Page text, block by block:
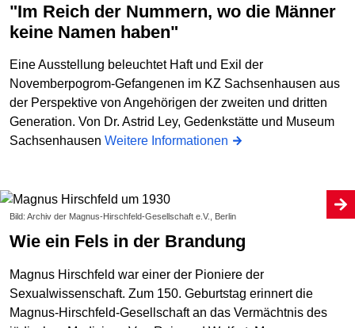
"Im Reich der Nummern, wo die Männer
keine Namen haben"
Eine Ausstellung beleuchtet Haft und Exil der
Novemberpogrom-Gefangenen im KZ Sachsenhausen aus
der Perspektive von Angehörigen der zweiten und dritten
Generation. Von Dr. Astrid Ley, Gedenkstätte und Museum
Sachsenhausen Weitere Informationen
Bild: Archiv der Magnus-Hirschfeld-Gesellschaft e.V., Berlin
Wie ein Fels in der Brandung
Magnus Hirschfeld war einer der Pioniere der
Sexualwissenschaft. Zum 150. Geburtstag erinnert die
Magnus-Hirschfeld-Gesellschaft an das Vermächtnis des